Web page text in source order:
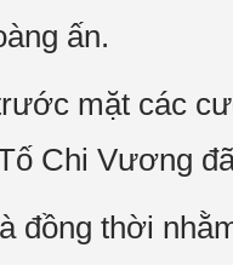
ấn.
mặt các
Chi Vương
đồng thời